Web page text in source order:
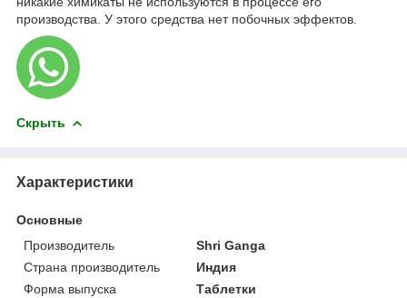
производства. У этого средства нет побочных эффектов.
Скрыть
Характеристики
Основные
Производитель
Shri Ganga
Страна производитель
Индия
Форма выпуска
Таблетки